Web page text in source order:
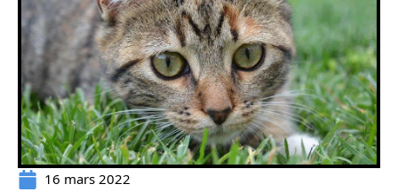
16 mars 2022